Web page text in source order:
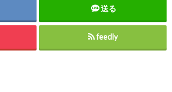
送る
feedly